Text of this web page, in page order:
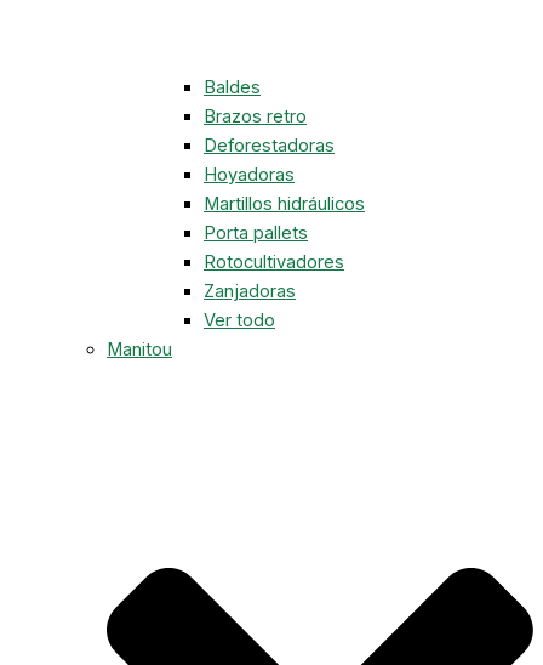
Baldes
Brazos retro
Deforestadoras
Hoyadoras
Martillos hidráulicos
Porta pallets
Rotocultivadores
Zanjadoras
Ver todo
Manitou